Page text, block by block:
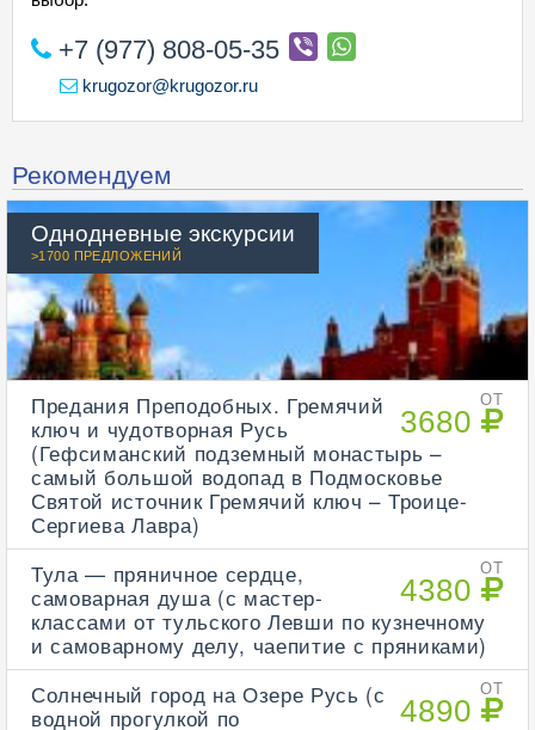
+7 (977) 808-05-35
krugozor@krugozor.ru
Рекомендуем
Однодневные экскурсии
>1700 ПРЕДЛОЖЕНИЙ
ОТ
3680
Предания Преподобных. Гремячий
ключ и чудотворная Русь
(Гефсиманский подземный монастырь –
самый большой водопад в Подмосковье
Святой источник Гремячий ключ – Троице-
Сергиева Лавра)
ОТ
4380
Тула — пряничное сердце,
самоварная душа (с мастер-
классами от тульского Левши по кузнечному
и самоварному делу, чаепитие с пряниками)
ОТ
4890
Солнечный город на Озере Русь (с
водной прогулкой по